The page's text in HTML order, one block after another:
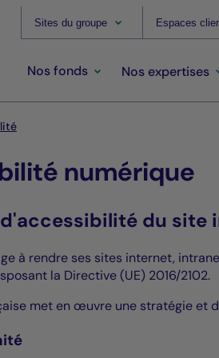
Sites du groupe Espaces
Nos fonds Nos expertises
numérique
du site
à rendre ses sites internet,
la Directive (UE) 2016/2102.
met en œuvre une stratégie et